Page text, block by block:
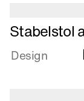
Læs
mere
om
Stabelstol
Design